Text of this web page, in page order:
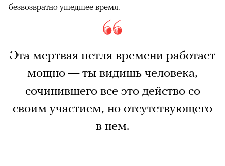
безвозвратно ушедшее время.
Эта мертвая петля времени работает
мощно — ты видишь человека,
сочинившего все это действо со
своим участием, но отсутствующего
в нем.